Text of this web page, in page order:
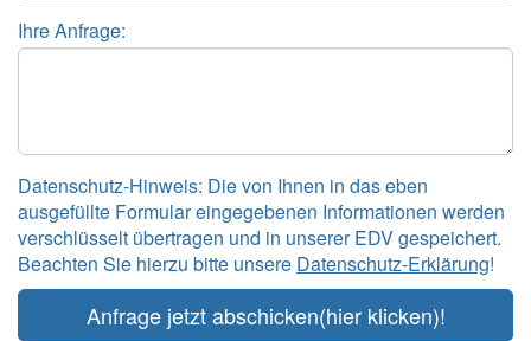
Ihre Anfrage:
Datenschutz-Hinweis: Die von Ihnen in das eben
ausgefüllte Formular eingegebenen Informationen werden
verschlüsselt übertragen und in unserer EDV gespeichert.
Beachten Sie hierzu bitte unsere Datenschutz-Erklärung!
Anfrage jetzt abschicken(hier klicken)!